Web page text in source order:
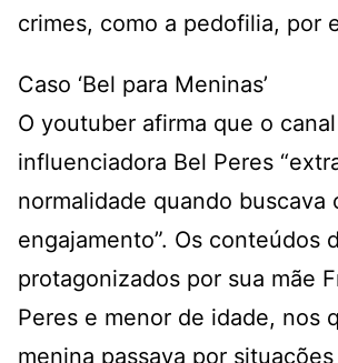
crimes, como a pedofilia, por
Caso ‘Bel para Meninas’
O youtuber afirma que o
influenciadora Bel Peres
normalidade quando buscava
engajamento”. Os conteúdos
protagonizados por sua mãe
Peres e menor de idade, nos
menina passava por